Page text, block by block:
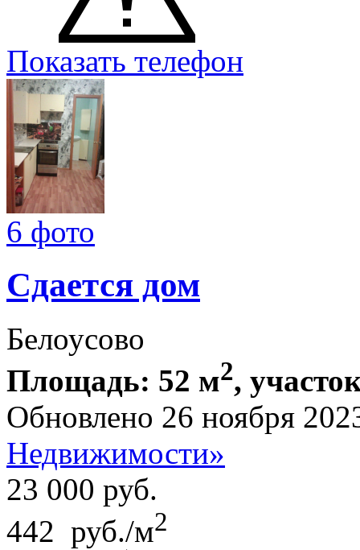
Показать телефон
6 фото
Сдается дом
Белоусово
Площадь: 52 м2,
Обновлено 26 ноября
Недвижимости»
23 000 руб.
442 руб./м2